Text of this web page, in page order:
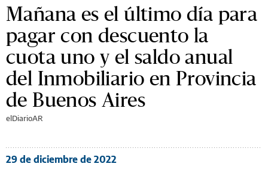
Mañana es el último día para
pagar con descuento la
cuota uno y el saldo anual
del Inmobiliario en Provincia
de Buenos Aires
elDiarioAR
29 de diciembre de 2022